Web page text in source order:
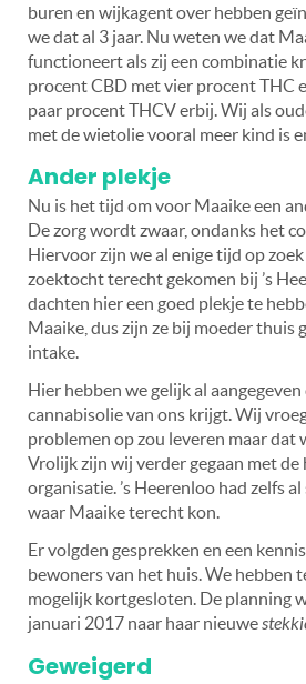
buren en wijkagent over hebben
we dat al 3 jaar. Nu weten we dat
functioneert als zij een combinatie
procent CBD met vier procent THC
paar procent THCV erbij. Wij als
met de wietolie vooral meer kind is
Ander plekje
Nu is het tijd om voor Maaike een
De zorg wordt zwaar, ondanks het
Hiervoor zijn we al enige tijd op
zoektocht terecht gekomen bij ’s
dachten hier een goed plekje te
Maaike, dus zijn ze bij moeder thuis
intake.
Hier hebben we gelijk al
cannabisolie van ons krijgt. Wij
problemen op zou leveren maar dat
Vrolijk zijn wij verder gegaan met de
organisatie. ’s Heerenloo had zelfs
waar Maaike terecht kon.
Er volgden gesprekken en een
bewoners van het huis. We hebben
mogelijk kortgesloten. De planning
januari 2017 naar haar nieuwe
Geweigerd